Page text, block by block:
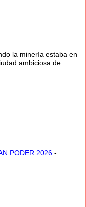
la minería estaba en
ambiciosa de
PODER 2026 -